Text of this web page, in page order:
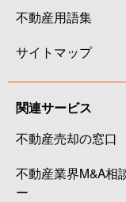
不動産用語集
サイトマップ
関連サービス
不動産売却の窓口
不動産業界M&A相
ー